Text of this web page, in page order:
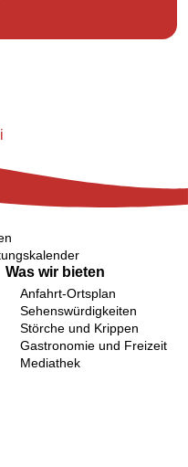
Was wir bieten
Anfahrt-Ortsplan
Sehenswürdigkeiten
Störche und Krippen
Gastronomie und Freizeit
Mediathek